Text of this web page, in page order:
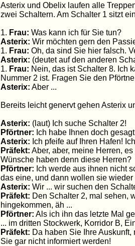
Asterix und Obelix laufen alle
zwei Schaltern. Am Schalter 1 sitzt
1. Frau: Was kann ich für Sie tun?
Asterix: Wir möchten gern den
1. Frau: Oh, da sind Sie hier falsch.
Asterix: (deutet auf den anderen
1. Frau: Nein, das ist Schalter 8. Ich
Nummer 2 ist. Fragen Sie den
Asterix: Aber ...
Bereits leicht genervt gehen Asterix
Asterix: (laut) Ich suche Schalter 2!
Pförtner: Ich habe Ihnen doch
Asterix: Ich pfeife auf Ihren Hafen!
Präfekt: Aber, aber, meine Herren,
Wünsche haben denn diese Herren?
Pförtner: Ich werde aus ihnen nicht
das eine, und dann wollen sie wieder
Asterix: Wir ... wir suchen den
Präfekt: Den Schalter 2, mal sehen,
hingekommen, äh ...
Pförtner: Als ich ihn das letzte Mal
... im dritten Stockwerk, Korridor B,
Präfekt: Da haben Sie Ihre
Sie gar nicht informiert werden!